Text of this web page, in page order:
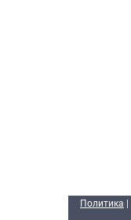
Политика |